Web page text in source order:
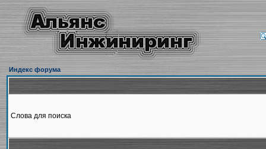
Индекс форума
Слова для поиска